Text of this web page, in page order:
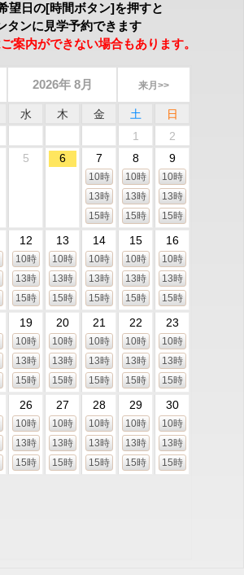
望日の[時間ボタン]を押すと
タンに見学予約できます
案内ができない場合もあります。
2026年 8月 来月>>
水 木 金 土
日
1
2
5 6 7
10時
13時
15時
8
10時
13時
15時
9
10時
13時
15時
12
10時
13時
15時
13
10時
13時
15時
14
10時
13時
15時
15
10時
13時
15時
16
10時
13時
15時
19
10時
13時
15時
20
10時
13時
15時
21
10時
13時
15時
22
10時
13時
15時
23
10時
13時
15時
26
10時
13時
15時
27
10時
13時
15時
28
10時
13時
15時
29
10時
13時
15時
30
10時
13時
15時